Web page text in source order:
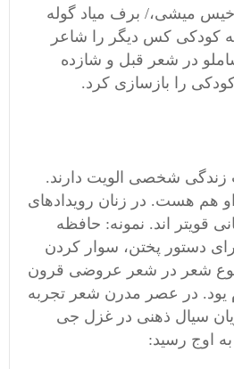
خیس میشی،/ برف میاد گوله
کودکی کس دیگر را شاعر
در شعر قبل و شازده
را بازسازی کرد.
زندگی شخصی الویت دارند.
او هم هست. در زنان رویدادهای
قویتر اند. نمونه: حافظه
دستور پختن، سوار کردن
نوع شعر در شعر عروضی قرون
یود. در عصر مدرن شعر تجربه
سیال ذهنی در غزل جی
به اوج رسید: